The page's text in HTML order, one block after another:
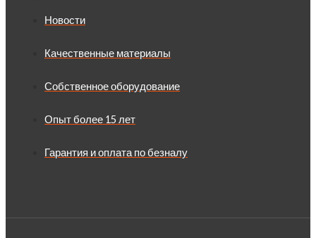
Новости
Качественные материалы
Собственное оборудование
Опыт более 15 лет
Гарантия и оплата по безналу